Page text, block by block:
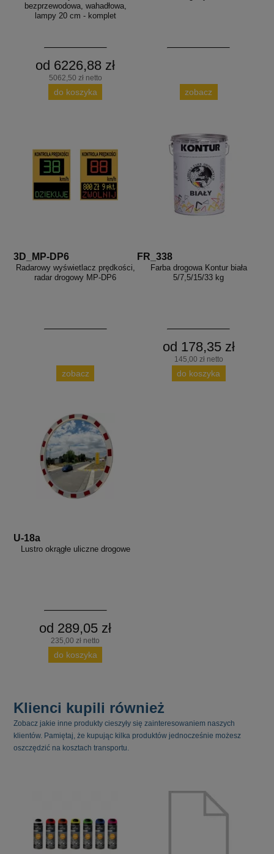
bezprzewodowa, wahadłowa,
lampy 20 cm - komplet
od 6226,88 zł
5062,50 zł netto
do koszyka zobacz
3D_MP-DP6
Radarowy wyświetlacz prędkości,
radar drogowy MP-DP6
zobacz
FR_338
Farba drogowa Kontur biała
5/7,5/15/33 kg
od 178,35 zł
145,00 zł netto
do koszyka
U-18a
Lustro okrągłe uliczne drogowe
od 289,05 zł
235,00 zł netto
do koszyka
Klienci kupili również
Zobacz jakie inne produkty cieszyły się zainteresowaniem naszych
klientów. Pamiętaj, że kupując kilka produktów jednocześnie możesz
oszczędzić na kosztach transportu.